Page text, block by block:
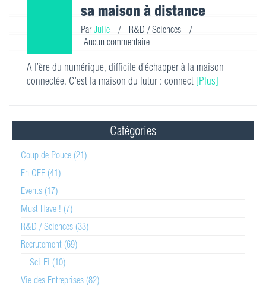
sa maison à distance
Par Julie / R&D / Sciences
/
Aucun commentaire
A l’ère du numérique, difficile d’échapper à la maison
connectée. C’est la maison du futur : connect [Plus]
Catégories
Coup de Pouce (21)
En OFF (41)
Events (17)
Must Have ! (7)
R&D / Sciences (33)
Recrutement (69)
Sci-Fi (10)
Vie des Entreprises (82)